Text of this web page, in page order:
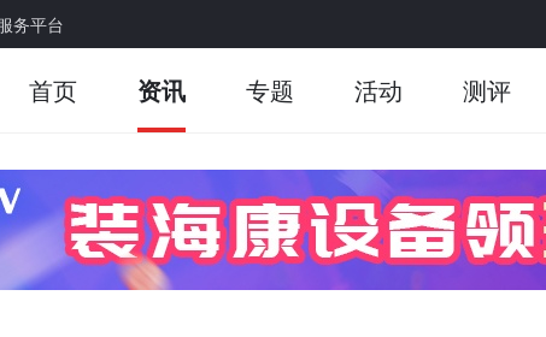
务平台
首页 资讯 专题 活动 测评